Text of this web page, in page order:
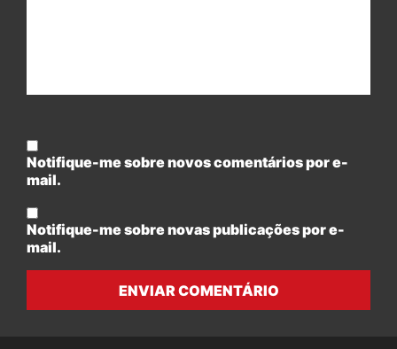
Notifique-me sobre novos comentários por e-
mail.
Notifique-me sobre novas publicações por e-
mail.
ENVIAR COMENTÁRIO